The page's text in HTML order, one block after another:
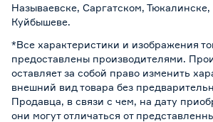
Называевске, Саргатском,
Куйбышеве.
*Все характеристики и изображения
предоставлены производителями.
оставляет за собой право изменить
внешний вид товара без
Продавца, в связи с чем, на дату
они могут отличаться от